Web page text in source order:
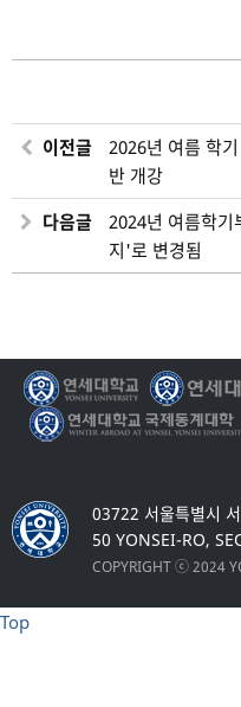
이전글
2026년 여름 학
반 개강
다음글
2024년 여름학
지'로 변경됨
03722 서울특별시
50 YONSEI-RO,
COPYRIGHT ⓒ 2024
Top